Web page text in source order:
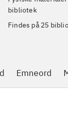
bibliotek
Findes på 25
Emneord